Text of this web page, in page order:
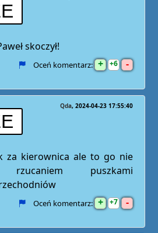
skoczył!
Oceń komentarz: + 6 -
Qda 2024-04-23 17:55:40
za kierownica ale to go nie
rzucaniem puszkami
Oceń komentarz: + 7 -